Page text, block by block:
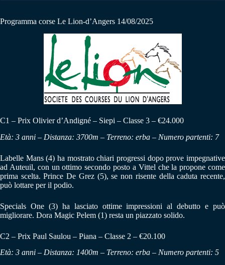
Programma corse Le Lion-d’Angers 14/08/2025
C1 – Prix Olivier d’Andigné – Siepi – Classe 3 – €24.000
Età: 3 anni – Distanza: 3700m – Terreno: erba – Numero partenti: 7
Labelle Mans (4) ha mostrato chiari progressi dopo prove impegnative
ad Auteuil, con un ottimo secondo posto a Vittel che la propone come
prima scelta. Prince De Grez (5), se non risente della caduta recente,
può lottare per il podio.
Specials One (3) ha lasciato ottime impressioni al debutto e può
migliorare. Dora Magic Pelem (1) resta un piazzato solido.
C2 – Prix Paul Saulou – Piana – Classe 2 – €20.100
Età: 3 anni – Distanza: 1400m – Terreno: erba – Numero partenti: 5